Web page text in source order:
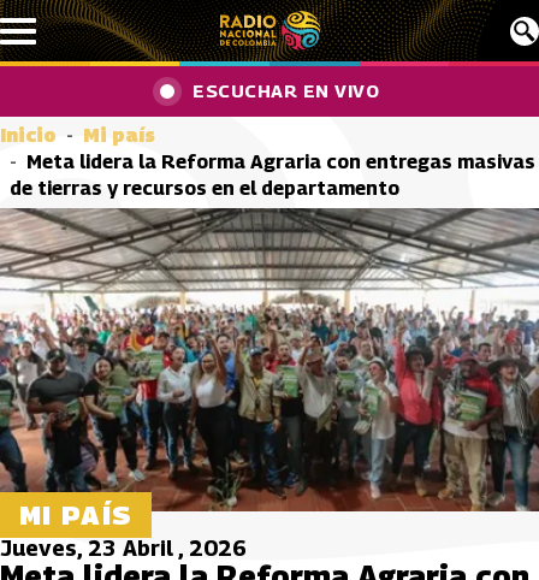
Pasar al contenido principal
ESCUCHAR EN VIVO
Inicio
Mi país
Meta lidera la Reforma Agraria con entregas masivas
de tierras y recursos en el departamento
MI PAÍS
Jueves, 23 Abril , 2026